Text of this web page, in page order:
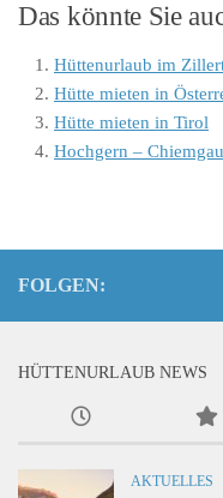
Das könnte Sie
Hüttenurlaub im
Hütte mieten in
Hütte mieten in Tirol
Hochgern –
FOLGEN:
HÜTTENURLAUB NEWS
AKTUELLES